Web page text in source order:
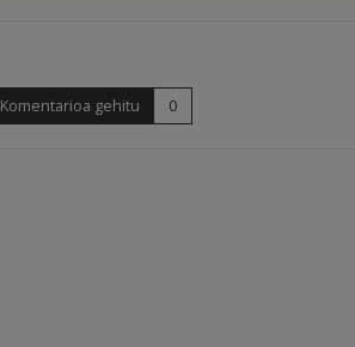
Komentarioa gehitu 0